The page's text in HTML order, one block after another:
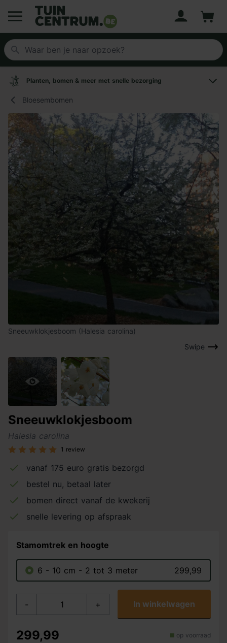
Logo Tuincentrum.be
Planten, bomen & meer met snelle bezorging
Bloesembomen
Swipe
Sneeuwklokjesboom (Halesia carolina)
Sneeuwklokjesboom
Halesia carolina
1 review
vanaf 175 euro gratis bezorgd
bestel nu, betaal later
bomen direct vanaf de kwekerij
snelle levering op afspraak
Stamomtrek en hoogte
6 - 10 cm - 2 tot 3 meter 299,99
- + In winkelwagen
299,99 op voorraad